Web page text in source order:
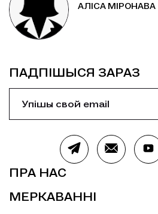
АЛІСА МІРОНАВА
ПРА НАС
МЕРКАВАННІ
ПАДПІШЫСЯ ЗАРАЗ